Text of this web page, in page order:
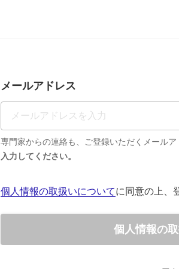
メールアドレス
専門家からの連絡も、ご登録いただくメールア
入力してください。
個人情報の取扱いについてに同意の上、
個人情報の